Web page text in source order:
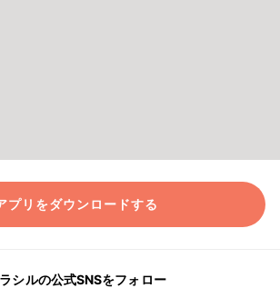
プリをダウンロードする
シルの公式SNSをフォロー